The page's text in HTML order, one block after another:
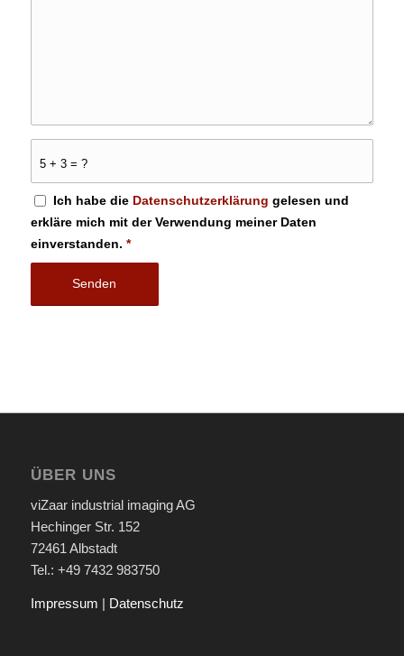
5 + 3 = ?
Ich habe die Datenschutzerklärung gelesen und
erkläre mich mit der Verwendung meiner Daten
einverstanden. *
ÜBER UNS
viZaar industrial imaging AG
Hechinger Str. 152
72461 Albstadt
Tel.: +49 7432 983750
Impressum | Datenschutz